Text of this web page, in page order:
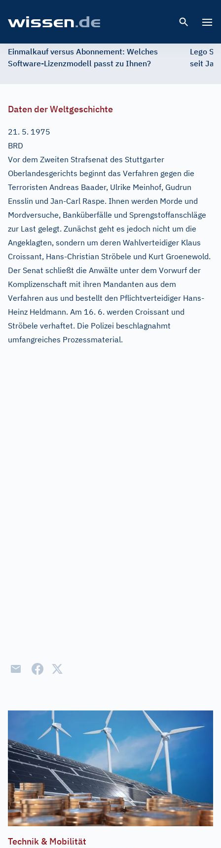
Einmalkauf versus Abonnement: Welches
Software-Lizenzmodell passt zu Ihnen?
Lego
seit
Daten der Weltgeschichte
21. 5. 1975
BRD
Vor dem Zweiten Strafsenat des Stuttgarter
Oberlandesgerichts beginnt das Verfahren gegen die
Terroristen Andreas Baader, Ulrike Meinhof, Gudrun
Ensslin und Jan-Carl Raspe. Ihnen werden Morde und
Mordversuche, Banküberfälle und Sprengstoffanschläge
zur Last gelegt. Zunächst geht es jedoch nicht um die
Angeklagten, sondern um deren Wahlverteidiger Klaus
Croissant, Hans-Christian Ströbele und Kurt Groenewold.
Der Senat schließt die Anwälte unter dem Vorwurf der
Komplizenschaft mit ihren Mandanten aus dem
Verfahren aus und bestellt den Pflichtverteidiger Hans-
Heinz Heldmann. Am 16. 6. werden Croissant und
Ströbele verhaftet. Die Polizei beschlagnahmt
umfangreiches Prozessmaterial.
Technik & Mobilität